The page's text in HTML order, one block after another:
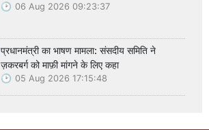
06 Aug 2026 09:23:37
प्रधानमंत्री का भाषण मामला: संसदीय समिति ने
ज़करबर्ग को माफ़ी मांगने के लिए कहा
05 Aug 2026 17:15:48